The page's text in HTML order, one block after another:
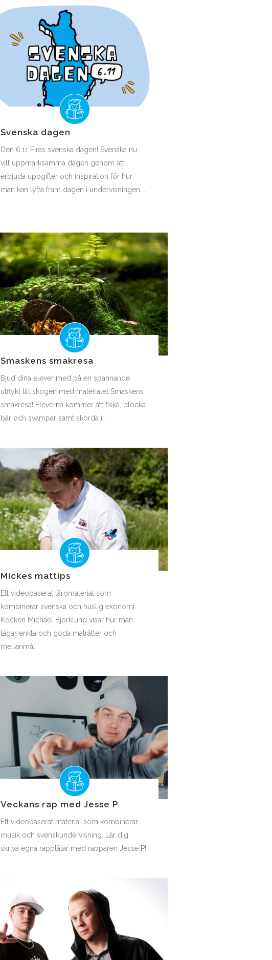
Svenska dagen
Den 6.11 Firas svenska dagen! Svenska nu
vill uppmärksamma dagen genom att
erbjuda uppgifter och inspiration för hur
man kan lyfta fram dagen i undervisningen….
Smaskens smakresa
Bjud dina elever med på en spännande
utflykt till skogen med materialet Smaskens
smakresa! Eleverna kommer att fiska, plocka
bär och svampar samt skörda i…
Mickes mattips
Ett videobaserat läromaterial som
kombinerar svenska och huslig ekonomi.
Kocken Michael Björklund visar hur man
lagar enkla och goda maträtter och
mellanmål.
Veckans rap med Jesse P
Ett videobaserat material som kombinerar
musik och svenskundervisning. Lär dig
skriva egna rapplåtar med rapparen Jesse P!